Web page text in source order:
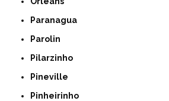
Paranagua
Parolin
Pilarzinho
Pineville
Pinheirinho